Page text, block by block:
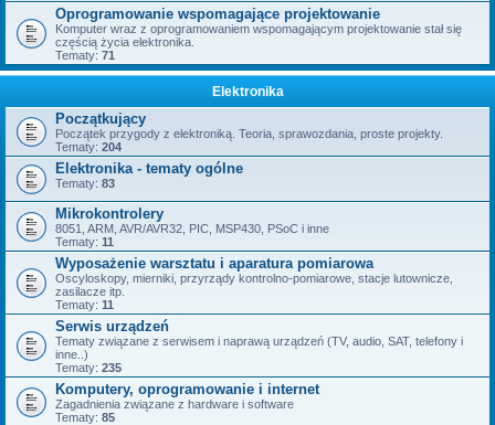
Oprogramowanie wspomagające projektowanie
Komputer wraz z oprogramowaniem wspomagającym projektowanie stał się
częścią życia elektronika.
Tematy: 71
Elektronika
Początkujący
Początek przygody z elektroniką. Teoria, sprawozdania, proste projekty.
Tematy: 204
Elektronika - tematy ogólne
Tematy: 83
Mikrokontrolery
8051, ARM, AVR/AVR32, PIC, MSP430, PSoC i inne
Tematy: 11
Wyposażenie warsztatu i aparatura pomiarowa
Oscyloskopy, mierniki, przyrządy kontrolno-pomiarowe, stacje lutownicze,
zasilacze itp.
Tematy: 11
Serwis urządzeń
Tematy związane z serwisem i naprawą urządzeń (TV, audio, SAT, telefony i
inne..)
Tematy: 235
Komputery, oprogramowanie i internet
Zagadnienia związane z hardware i software
Tematy: 85